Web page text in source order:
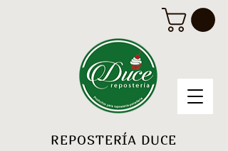
REPOSTERÍA DUCE